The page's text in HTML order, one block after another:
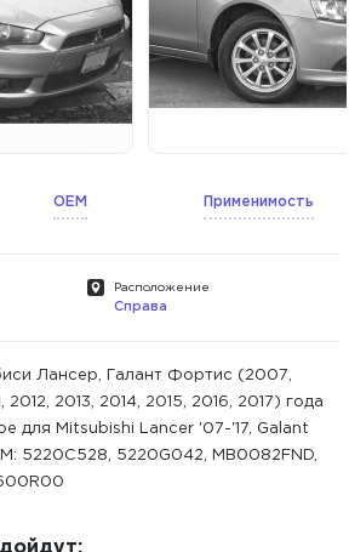
OEM Применимость
Расположение
Справа
Лансер, Галант Фортис (2007,
2013, 2014, 2015, 2016, 2017) года
для Mitsubishi Lancer '07-'17, Galant
5220C528, 5220G042, MB0082FND,